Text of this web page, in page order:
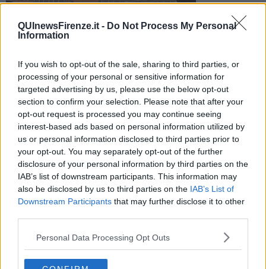
QUInewsFirenze.it - Do Not Process My Personal
Information
If you wish to opt-out of the sale, sharing to third parties, or
processing of your personal or sensitive information for
targeted advertising by us, please use the below opt-out
section to confirm your selection. Please note that after your
opt-out request is processed you may continue seeing
interest-based ads based on personal information utilized by
us or personal information disclosed to third parties prior to
your opt-out. You may separately opt-out of the further
disclosure of your personal information by third parties on the
IAB’s list of downstream participants. This information may
also be disclosed by us to third parties on the IAB’s List of
Downstream Participants that may further disclose it to other
Personal Data Processing Opt Outs
I proprietari si sono svegliati ma il malvivente è riuscito a
rubare soldi e un telefono cellulare. Il fatto è avvenuto in zona
FIRENZE —Un ladro è entrato in una casa in via Primo Settembre,
zona Peretola. Probabilmente per entrare ha usato un
passepartout.
Il malvivente è riuscito a rubare un telefono e circa 300 euro. I
proprietari si sono svegliati e lo hanno messo in fuga. Sul furto
indaga la polizia.